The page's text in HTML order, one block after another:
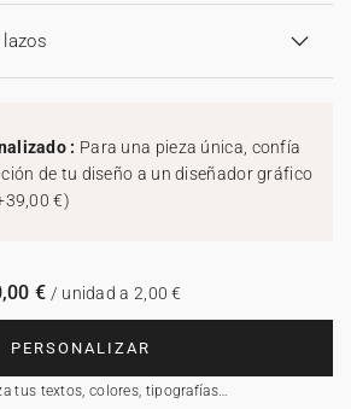
lazos
: Para una pieza única, confía
de tu diseño a un diseñador gráfico
€)
PERSONALIZAR
tus textos, colores, tipografías…
€ / unidad a 2,00 €